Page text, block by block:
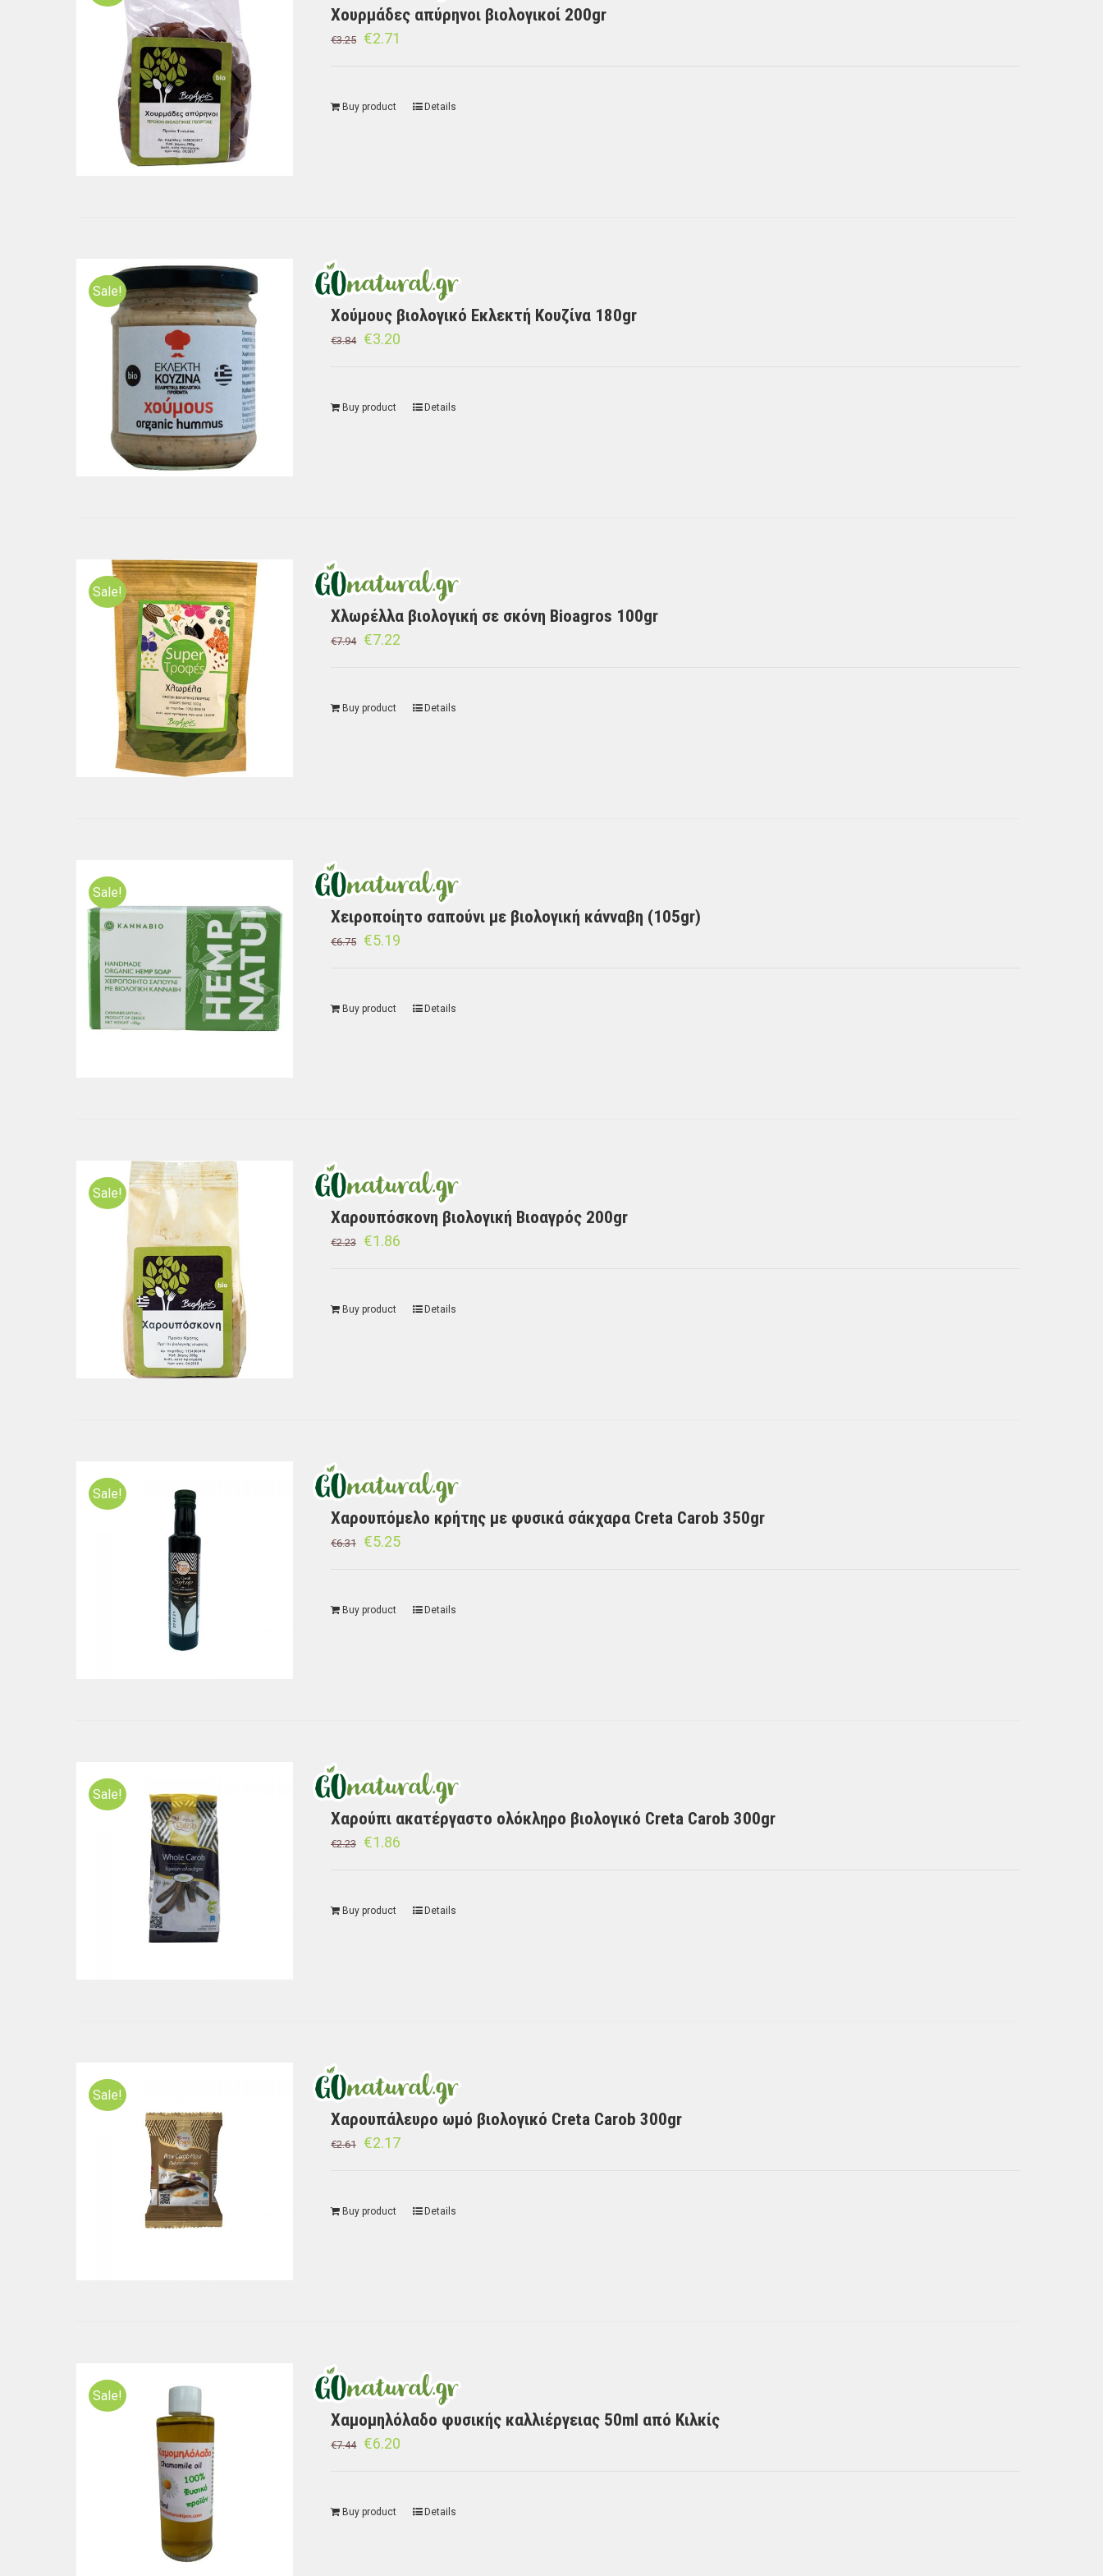
Χουρμάδες απύρηνοι βιολογικοί 200gr
€3.25 €2.71
Buy product Details
Sale!
Χούμους βιολογικό Εκλεκτή Κουζίνα 180gr
€3.84 €3.20
Buy product Details
Sale!
Χλωρέλλα βιολογική σε σκόνη Bioagros 100gr
€7.94 €7.22
Buy product Details
Sale!
Χειροποίητο σαπούνι με βιολογική κάνναβη (105gr)
€6.75 €5.19
Buy product Details
Sale!
Χαρουπόσκονη βιολογική Βιοαγρός 200gr
€2.23 €1.86
Buy product Details
Sale!
Χαρουπόμελο κρήτης με φυσικά σάκχαρα Creta Carob 350gr
€6.31 €5.25
Buy product Details
Sale!
Χαρούπι ακατέργαστο ολόκληρο βιολογικό Creta Carob 300gr
€2.23 €1.86
Buy product Details
Sale!
Χαρουπάλευρο ωμό βιολογικό Creta Carob 300gr
€2.61 €2.17
Buy product Details
Sale!
Χαμομηλόλαδο φυσικής καλλιέργειας 50ml από Κιλκίς
€7.44 €6.20
Buy product Details